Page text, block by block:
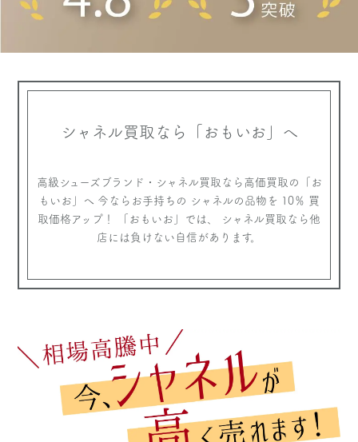
シャネル買取なら 「おもいお」へ
高級シューズブランド・シャネル買取なら高価買取の「お
もいお」へ 今ならお手持ちの シャネルの品物を 10％ 買
取価格アップ！
「おもいお」では、 シャネル買取なら他
店には負けない自信があります。